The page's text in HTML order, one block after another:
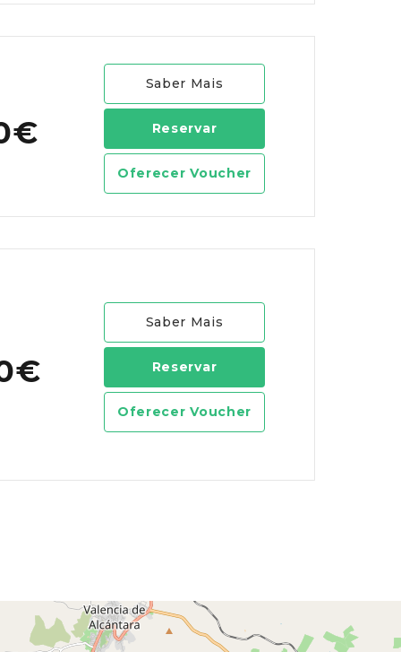
Saber Mais
Reservar
Oferecer Voucher
Saber Mais
Reservar
Oferecer Voucher